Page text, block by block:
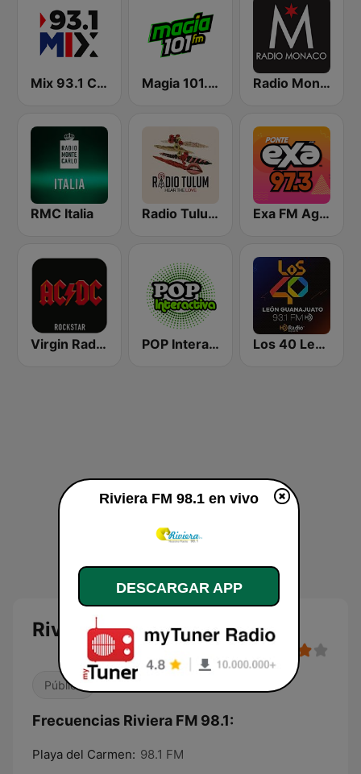
Mix 93.1 Cancún Magia 101.7 FM Radio Monaco
RMC Italia Radio Tulum Exa FM Aguascalientes
Virgin Radio AC/DC POP Interactiva Los 40 León
Riviera FM 98.1 en vivo
Pública
Frecuencias Riviera FM 98.1:
Playa del Carmen: 98.1 FM
Riviera FM 98.1 en vivo
DESCARGAR APP